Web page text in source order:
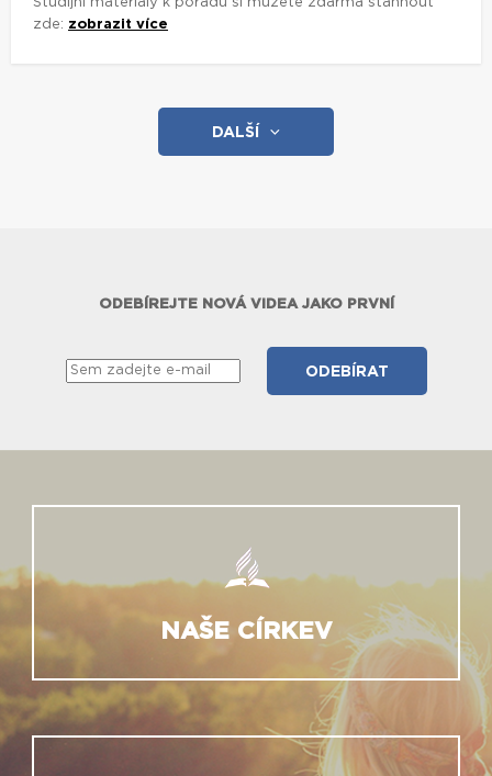
Studijní materiály k pořadu si můžete zdarma stáhnout
zde: zobrazit více
DALŠÍ
ODEBÍREJTE NOVÁ VIDEA JAKO PRVNÍ
NAŠE CÍRKEV